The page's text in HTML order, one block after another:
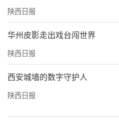
别联系到医院所属辖区
区的卫健及市监部门，
复去现场进行了检查。
当日，雁塔区卫生健康
器械的管理应用归市场
会加强对人员资质的监
门共同督促人员正规执
陕西日报
华州皮影走出戏台闯世界
陕西日报
西安城墙的数字守护人
陕西日报